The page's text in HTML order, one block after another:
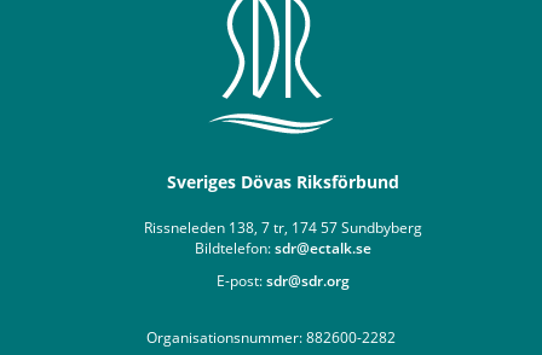
Sveriges Dövas Riksförbund
Rissneleden 138, 7 tr, 174 57 Sundbyberg
Bildtelefon:sdr@ectalk.se
E-post:sdr@sdr.org
Organisationsnummer: 882600-2282